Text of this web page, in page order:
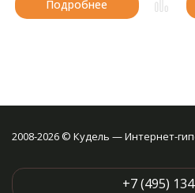
Подробнее
2008-2026 © Кудель — Интернет-
+7 (495)